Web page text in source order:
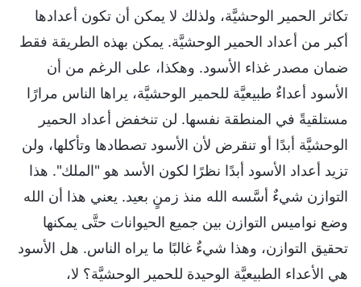
تكاثر الحمير الوحشيَّة، ولذلك لا يمكن أن تكون أعدادها
أكبر من أعداد الحمير الوحشيَّة. يمكن بهذه الطريقة فقط
ضمان مصدر غذاء الأسود. وهكذا، على الرغم من أن
الأسود أعداءٌ طبيعيَّة للحمير الوحشيَّة، يراها الناس مرارًا
مستلقيةً في المنطقة نفسها. لن تنخفض أعداد الحمير
الوحشيَّة أبدًا أو تنقرض لأن الأسود تصطادها وتأكلها، ولن
تزيد أعداد الأسود أبدًا نظرًا لكون الأسد هو "الملك". هذا
التوازن شيءٌ أسَّسه الله منذ زمنٍ بعيد. يعني هذا أن الله
وضع نواميس التوازن بين جميع الحيوانات حتَّى يمكنها
تحقيق التوازن، وهذا شيءٌ غالبًا ما يراه الناس. هل الأسود
هي الأعداء الطبيعيَّة الوحيدة للحمير الوحشيَّة؟ لا،